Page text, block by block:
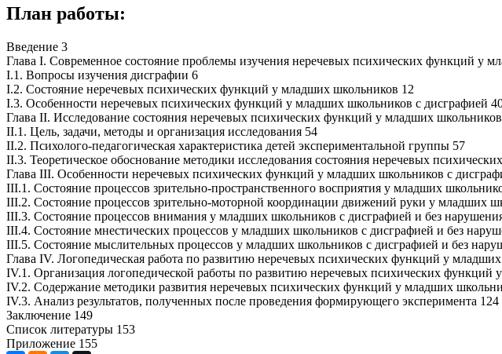
План работы:
Введение 3
Глава I. Современное состояние проблемы изучения неречевых психических функций у
I.1. Вопросы изучения дисграфии 6
I.2. Состояние неречевых психических функций у младших школьников 12
I.3. Особенности неречевых психических функций у младших школьников с дисграфией
Глава II. Исследование состояния неречевых психических функций у младших
II.1. Цель, задачи, методы и организация исследования 54
II.2. Психолого-педагогическая характеристика детей экспериментальной группы 57
II.3. Теоретическое обоснование методики исследования состояния неречевых
Глава III. Особенности неречевых психических функций у младших школьников с
III.1. Состояние процессов зрительно-пространственного восприятия у младших
III.2. Состояние процессов зрительно-моторной координации движений руки у младших
III.3. Состояние процессов внимания у младших школьников с дисграфией и без
III.4. Состояние мнестических процессов у младших школьников с дисграфией и без
III.5. Состояние мыслительных процессов у младших школьников с дисграфией и без
Глава IV. Логопедическая работа по развитию неречевых психических функций у
IV.1. Организация логопедической работы по развитию неречевых психических функций
IV.2. Содержание методики развития неречевых психических функций у младших
IV.3. Анализ результатов, полученных после проведения формирующего эксперимента 124
Заключение 149
Список литературы 153
Приложение 155